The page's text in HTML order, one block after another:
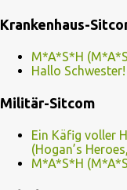
Krankenhaus-
M*A*S*H
Hallo
Militär-Sitcom
Ein Käfig voller
(Hogan’s
M*A*S*H